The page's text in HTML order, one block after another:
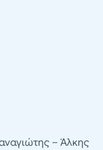
– Άλκης